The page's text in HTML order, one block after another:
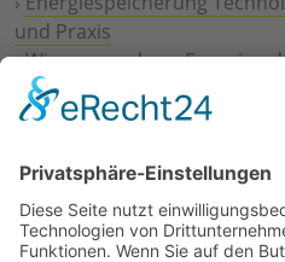
und Praxis
›Wie erneuerbare Energien
Digitalisierung
Prozesse
Geschäftsmodelle
›Vorstandswechsel
befristet